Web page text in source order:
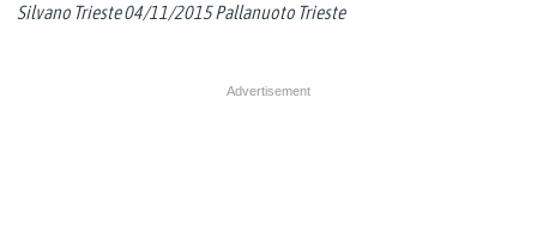
Silvano Trieste 04/11/2015 Pallanuoto Trieste